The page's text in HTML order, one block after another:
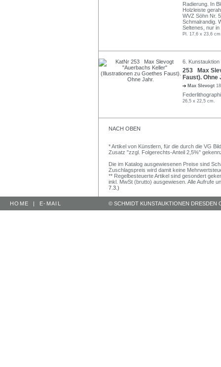
Radierung. In
Holzleiste
WVZ Söhn Nr.
Schmalrandig.
Seltenes, nur
Pl. 17,6 x 23,6
6.
253 Max
Faust). Ohne
Max Slevogt
26,5 x 22,5 cm.
NACH OBEN
* Artikel von Künstlern, für die durch die VG
Zusatz "zzgl. Folgerechts-Anteil 2,5%"
Die im Katalog ausgewiesenen Preise sind
Zuschlagspreis wird damit keine
** Regelbesteuerte Artikel sind gesondert
inkl. MwSt (brutto) ausgewiesen. Alle Aufrufe
7.3.)
HOME | E-MAIL © SCHMIDT KUNSTAUKTIONEN DRESDEN